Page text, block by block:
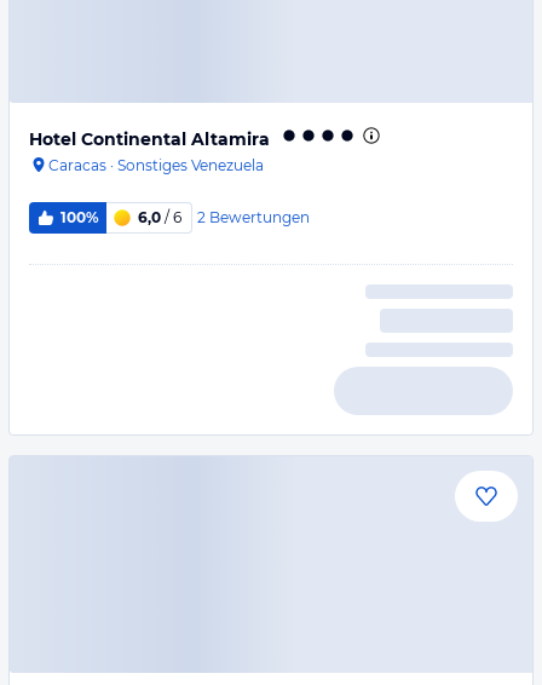
Hotel Continental Altamira
Caracas · Sonstiges Venezuela
100% 6,0 / 6 2 Bewertungen